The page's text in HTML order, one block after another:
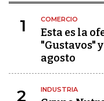
1 COMERCIO
Esta es la
"Gustavos"
agosto
2 INDUSTRIA